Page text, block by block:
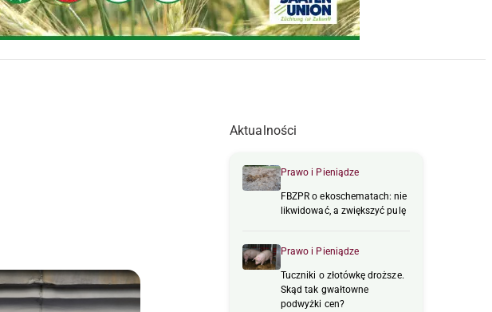
Aktualności
Prawo i Pieniądze
FBZPR o ekoschematach: nie
likwidować, a zwiększyć pulę
Prawo i Pieniądze
Tuczniki o złotówkę droższe.
Skąd tak gwałtowne
podwyżki cen?